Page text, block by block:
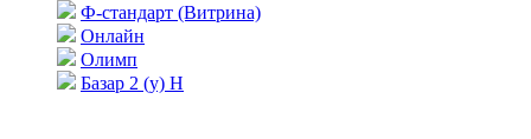
Ф-стандарт (Витрина)
Онлайн
Олимп
Базар 2 (у) Н